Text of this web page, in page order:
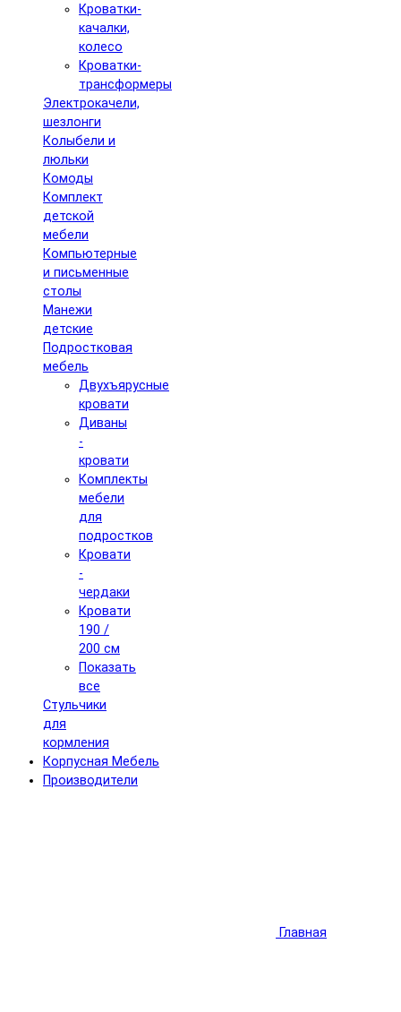
Кроватки-
качалки,
колесо
Кроватки-
трансформеры
Электрокачели,
шезлонги
Колыбели и
люльки
Комоды
Комплект
детской
мебели
Компьютерные
и письменные
столы
Манежи
детские
Подростковая
мебель
Двухъярусные
кровати
Диваны
-
кровати
Комплекты
мебели
для
подростков
Кровати
-
чердаки
Кровати
190 /
200 см
Показать
все
Стульчики
для
кормления
Корпусная Мебель
Производители
Главная